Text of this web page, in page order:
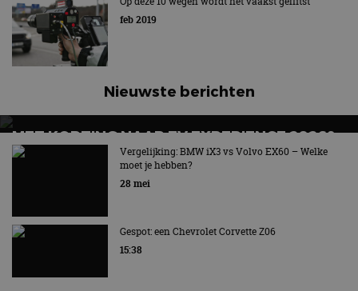
feb 2019
Nieuwste berichten
MET KORTING NAAR EV EXPERIENCE 2026?
AUTORAI REGELT HET!
EV Experience 2026 van 24 tot 26 september
Vergelijking: BMW iX3 vs Volvo EX60 – Welke
moet je hebben?
28 mei
Gespot: een Chevrolet Corvette Z06
15:38